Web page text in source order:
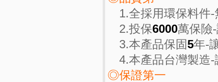
1.全採用環保料件-
2.投保6000萬保險
3.本產品保固5年-
4.本產品台灣製造-
◎保證第一